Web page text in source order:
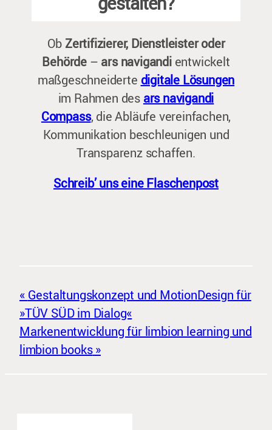
Ob Zertifizierer, Dienstleister oder
Behörde– ars navigandientwickelt
maßgeschneiderte digitale Lösungen
im Rahmen des ars navigandi
Compass, die Abläufe vereinfachen,
Kommunikation beschleunigen und
Transparenz schaffen.
Schreib’ uns eine Flaschenpost
Gestaltungskonzept und MotionDesign für
»TÜV SÜD im Dialog«
Markenentwicklung für limbion learning und
limbion books